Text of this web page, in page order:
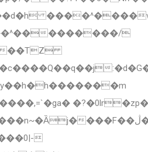
�������/
��TZ
